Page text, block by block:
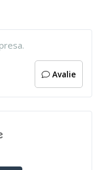
Avalie